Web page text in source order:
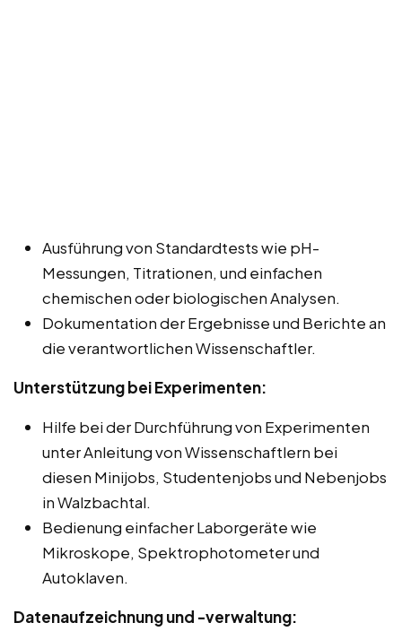
Ausführung von Standardtests wie pH-
Messungen, Titrationen, und einfachen
chemischen oder biologischen Analysen.
Dokumentation der Ergebnisse und Berichte an
die verantwortlichen Wissenschaftler.
Unterstützung bei Experimenten:
Hilfe bei der Durchführung von Experimenten
unter Anleitung von Wissenschaftlern bei
diesen Minijobs, Studentenjobs und Nebenjobs
in Walzbachtal.
Bedienung einfacher Laborgeräte wie
Mikroskope, Spektrophotometer und
Autoklaven.
Datenaufzeichnung und -verwaltung: